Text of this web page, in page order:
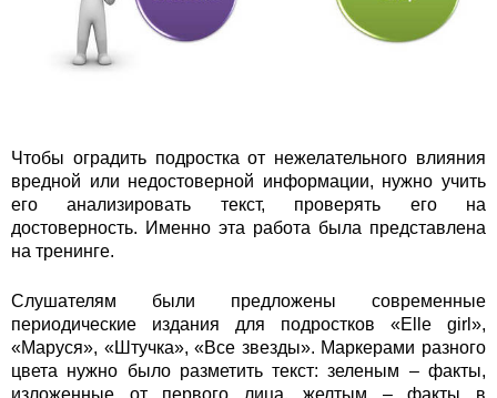
Чтобы оградить подростка от нежелательного влияния
вредной или недостоверной информации, нужно учить
его анализировать текст, проверять его на
достоверность. Именно эта работа была представлена
на тренинге.
Слушателям были предложены современные
периодические издания для подростков «Elle girl»,
«Маруся», «Штучка», «Все звезды». Маркерами разного
цвета нужно было разметить текст: зеленым – факты,